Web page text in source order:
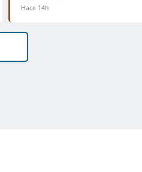
Hace 14h